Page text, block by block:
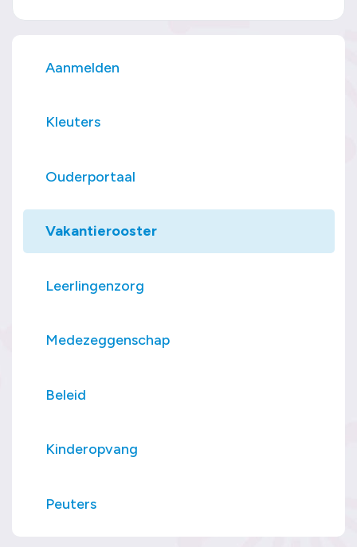
Aanmelden
Kleuters
Ouderportaal
Vakantierooster
Leerlingenzorg
Medezeggenschap
Beleid
Kinderopvang
Peuters